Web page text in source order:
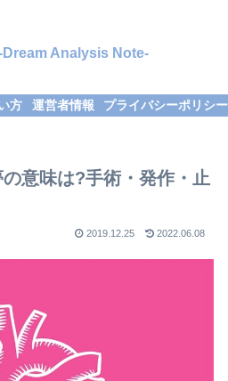
Dream Analysis Note-
方 運営者情報 プライバシーポリシー
の意味は?手術・発作・止
2019.12.25 2022.06.08